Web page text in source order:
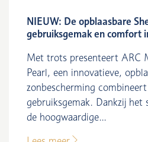
NIEUW: De opblaasbare
gebruiksgemak en comfort
Met trots presenteert ARC
Pearl, een innovatieve,
zonbescherming
gebruiksgemak. Dankzij het
de hoogwaardige...